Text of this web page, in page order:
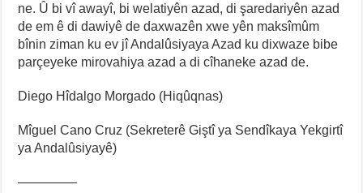
ne. Û bi vî awayî, bi welatiyên azad, di şaredariyên azad
de em ê di dawiyê de daxwazên xwe yên maksîmûm
bînin ziman ku ev jî Andalûsiyaya Azad ku dixwaze bibe
parçeyeke mirovahiya azad a di cîhaneke azad de.
Diego Hîdalgo Morgado (Hiqûqnas)
Mîguel Cano Cruz (Sekreterê Giştî ya Sendîkaya Yekgirtî
ya Andalûsiyayê)
————–